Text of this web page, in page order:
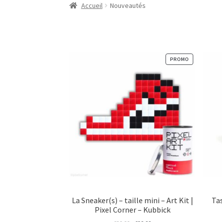
Accueil Nouveautés
PROMO
EN
La Sneaker(s) – taille mini – Art Kit |
Pixel Corner – Kubbick